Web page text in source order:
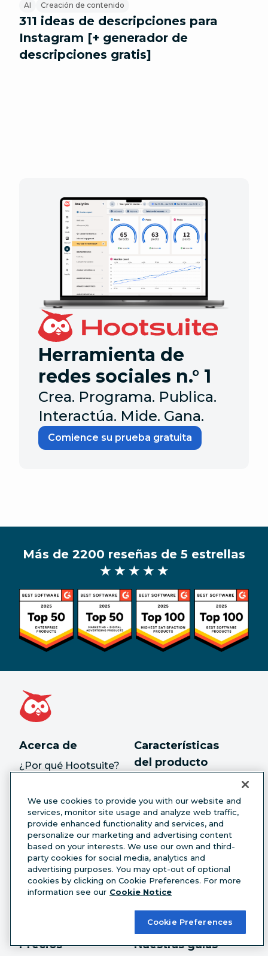
AI Creación de contenido
311 ideas de descripciones para
Instagram [+ generador de
descripciones gratis]
Herramienta de
redes sociales n.° 1
Crea. Programa. Publica.
Interactúa. Mide. Gana.
Comience su prueba gratuita
Más de 2200 reseñas de 5 estrellas
★ ★ ★ ★ ★
Acerca de
¿Por qué Hootsuite?
Carreras
Liderazgo
Nuestros clientes
Sala de prensa
Características
del producto
Interactúa
Monitorización
Advertise
Analiza
Precios Nuestras guías
We use cookies to provide you with our website and
services, monitor site usage and analyze web traffic,
provide enhanced functionality and services, and
personalize our marketing and advertising content
based on your interests. We use our own and third-
party cookies for social media, analytics and
advertising purposes. You may opt-out of optional
cookies by clicking on Cookie Preferences. For more
information see our Cookie Notice
Cookie Preferences